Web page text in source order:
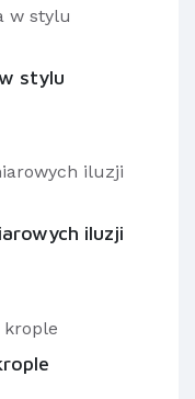
stylu
iluzji